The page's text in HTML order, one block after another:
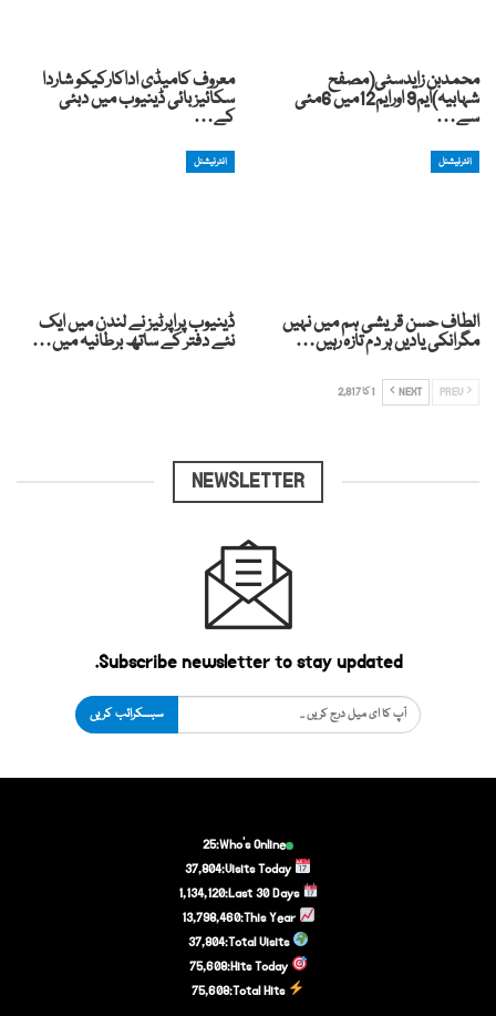
محمدبن زایدسٹی(مصفح
شہابیہ)ایم9 اورایم12میں 6مئی
سے…
معروف کامیڈی اداکارکیکو شاردا
سکائیز بائی ڈینیوب میں دبئی
کے…
انٹرنیشنل
الطاف حسن قریشی ہم میں نہیں
مگرانکی یادیں ہر دم تازہ رہیں…
انٹرنیشنل
ڈینیوب پراپرٹیز نے لندن میں ایک
نئے دفتر کے ساتھ برطانیہ میں…
NEXT 1 کا 2,817
NEWSLETTER
Subscribe newsletter to stay updated.
سبسکرائب کریں
Who's Online:
25
Visits Today:
37,804
Last 30 Days:
1,134,120
This Year:
13,798,460
Total Visits:
37,804
Hits Today:
75,608
Total Hits:
75,608